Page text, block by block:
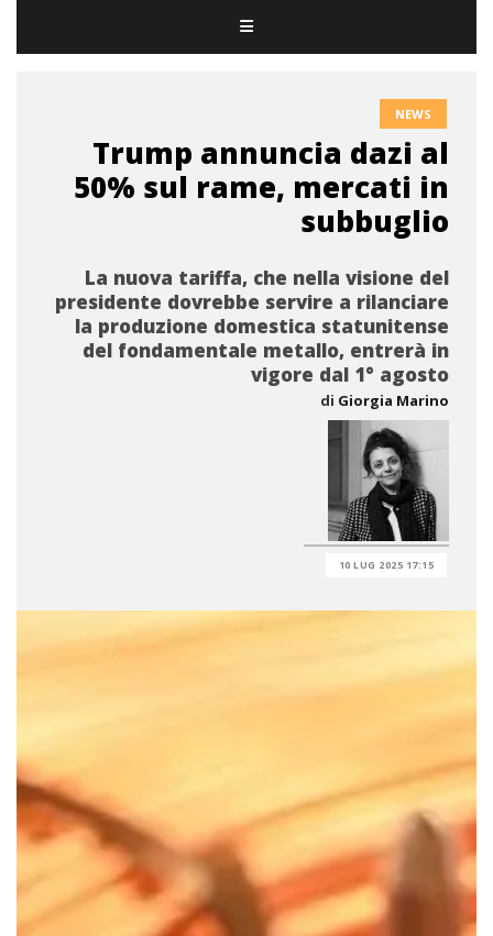
NEWS
Trump annuncia dazi al
50% sul rame, mercati in
subbuglio
La nuova tariffa, che nella visione del
presidente dovrebbe servire a rilanciare
la produzione domestica statunitense
del fondamentale metallo, entrerà in
vigore dal 1° agosto
di Giorgia Marino
10 LUG 2025 17:15